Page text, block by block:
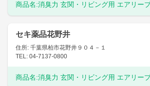
商品名:消臭力 玄関・リビング用 エアリー
セキ薬品花野井
住所: 千葉県柏市花野井９０４－１
TEL: 04-7137-0800
商品名:消臭力 玄関・リビング用 エアリー